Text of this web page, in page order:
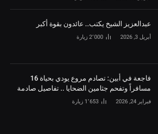
‏عبدالعزيز الشيخ يكتب.. عائدون بقوة أكبر
أبريل 3, 2026 2٬000 زيارة
فاجعة في أبين: تصادم مروع يودي بحياة 16
مسافراً وتفحم جثامين الضحايا .. تفاصيل صادمة
فبراير 24, 2026 1٬653 زيارة